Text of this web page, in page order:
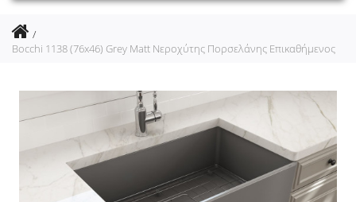
Bocchi 1138 (76x46) Grey Matt Νεροχύτης Πορσελάνης Επικαθήμενος